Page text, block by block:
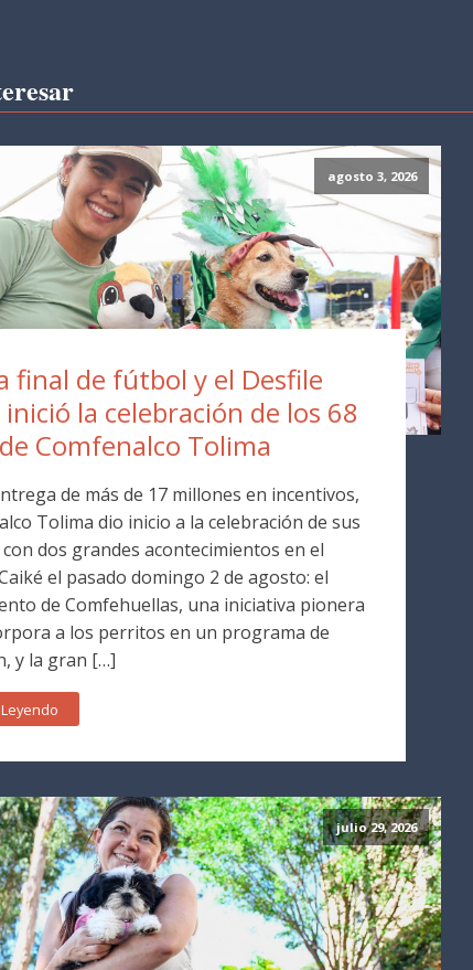
agosto 3, 2026
final de fútbol y el Desfile
la celebración de los 68
Comfenalco Tolima
de más de 17 millones en incentivos,
Tolima dio inicio a la celebración de sus
dos grandes acontecimientos en el
el pasado domingo 2 de agosto: el
de Comfehuellas, una iniciativa pionera
a los perritos en un programa de
y la gran […]
julio 29, 2026